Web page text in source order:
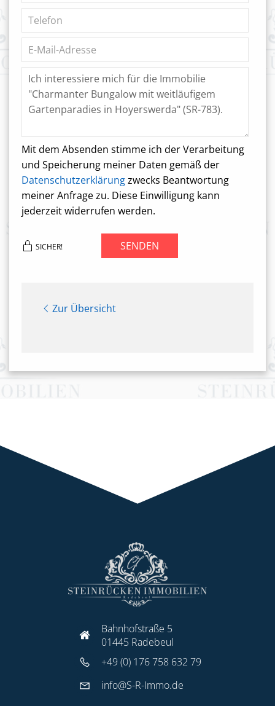
Mit dem Absenden stimme ich der Verarbeitung
und Speicherung meiner Daten gemäß der
Datenschutzerklärungzwecks Beantwortung
meiner Anfrage zu. Diese Einwilligung kann
jederzeit widerrufen werden.
SICHER! SENDEN
Zur Übersicht
Bahnhofstraße 5
01445 Radebeul
+49 (0) 176 758 632 79
info@S-R-Immo.de